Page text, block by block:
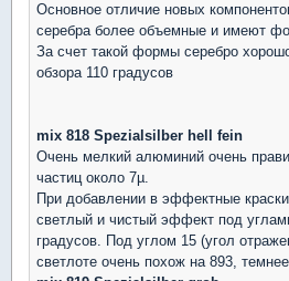
Основное отличие новых
серебра более объемные и имеют
За счет такой формы серебро
обзора 110 градусов
mix 818 Spezialsilber hell fein
Очень мелкий алюминий очень
частиц около 7µ.
При добавлении в эффектные
светлый и чистый эффект под
градусов. Под углом 15 (угол
светлоте очень похож на 893,